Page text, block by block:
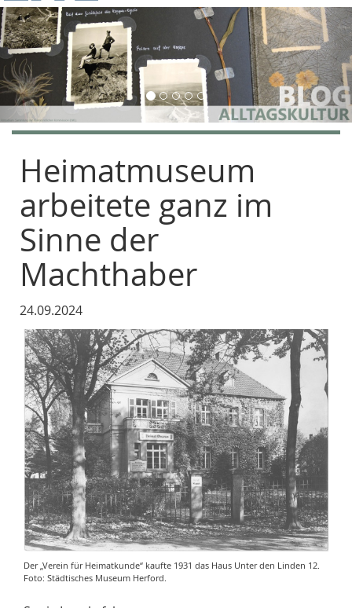
Vorherige
Heimatmuseum
arbeitete ganz im
Sinne der
Machthaber
24.09.2024
Der „Verein für Heimatkunde“ kaufte 1931 das Haus Unter den Linden 12.
Foto: Städtisches Museum Herford.